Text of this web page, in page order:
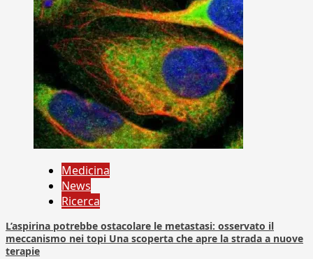
Medicina
News
Ricerca
L’aspirina potrebbe ostacolare le metastasi: osservato il
meccanismo nei topi Una scoperta che apre la strada a nuove
terapie